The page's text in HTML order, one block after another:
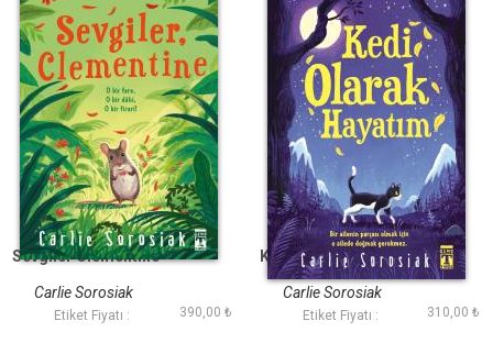
Sevgiler Clementine
Carlie Sorosiak
Etiket Fiyatı : 390,00 ₺
Kedi Olarak Hayatım
Carlie Sorosiak
Etiket Fiyatı : 310,00 ₺